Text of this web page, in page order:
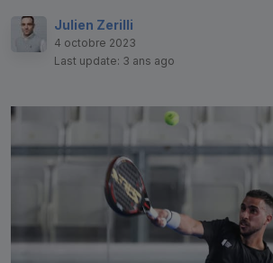
Julien Zerilli
4 octobre 2023
Last update: 3 ans ago